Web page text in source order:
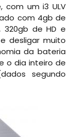
com um i3 ULV
com 4gb de
de HD e
desligar muito
da bateria
o dia inteiro de
segundo